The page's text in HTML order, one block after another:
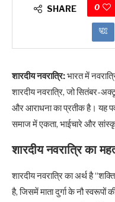
SHARE 0
शारदीय नवरात्रि:भारत में
शारदीय नवरात्रि, जो सितंबर-
और आराधना का प्रतीक है। यह
समाज में एकता, भाईचारे और
शारदीय नवरात्रि का
शारदीय नवरात्रि का अर्थ है
है, जिसमें माता दुर्गा के नौ स्वरूपों